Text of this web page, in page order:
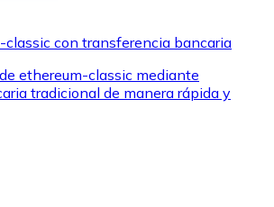
Visa y Mastercard para comprar
regalo
tarjetas regalo
classic con transferencia bancaria
ethereum-classic mediante
tradicional de manera rápida y